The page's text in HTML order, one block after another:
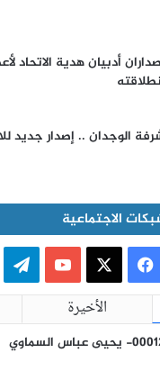
أدبيان هدية الاتحاد
الوجدان .. إصدار جديد
الاجتماعية
ي
س
X
Y
o
ي
ل
الأخيرة
يحيى عباس السماوي